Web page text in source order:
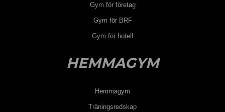
Gym för företag
Gym för BRF
Gym för hotell
HEMMAGYM
Hemmagym
Träningsredskap